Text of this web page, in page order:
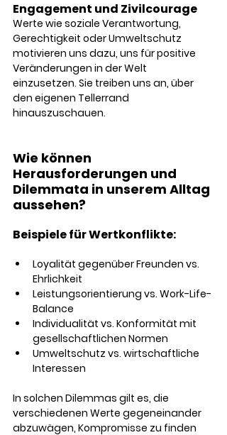
Engagement und Zivilcourage
Werte wie soziale Verantwortung,
Gerechtigkeit oder Umweltschutz
motivieren uns dazu, uns für positive
Veränderungen in der Welt
einzusetzen. Sie treiben uns an, über
den eigenen Tellerrand
hinauszuschauen.
Wie können
Herausforderungen und
Dilemmata in unserem Alltag
aussehen?
Beispiele für Wertkonflikte:
Loyalität gegenüber Freunden vs.
Ehrlichkeit
Leistungsorientierung vs. Work-Life-
Balance
Individualität vs. Konformität mit
gesellschaftlichen Normen
Umweltschutz vs. wirtschaftliche
Interessen
In solchen Dilemmas gilt es, die
verschiedenen Werte gegeneinander
abzuwägen, Kompromisse zu finden